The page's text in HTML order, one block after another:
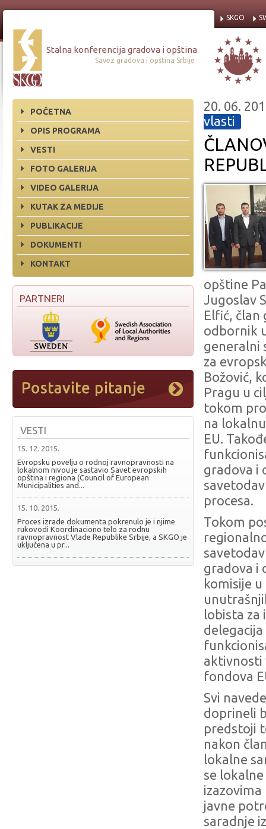
Stalna konferencija gradova i opština
Savez gradova i opština Srbije
SKGO
POČETNA
OPIS PROGRAMA
VESTI
FOTO GALERIJA
VIDEO GALERIJA
KUTAK ZA MEDIJE
PUBLIKACIJE
DOKUMENTI
KONTAKT
PARTNERI
VESTI
15. 12. 2015.
Evropsku povelju o rodnoj ravnopravnosti na
lokalnom nivou je sastavio Savet evropskih
opština i regiona (Council of European
Municipalities and...
15. 10. 2015.
Proces izrade dokumenta pokrenulo je i njime
rukovodi Koordinaciono telo za rodnu
ravnopravnost Vlade Republike Srbije, a SKGO je
uključena u pr...
20. 06.
vlasti
opštine
Jugoslav
Elfić, član
odbornik
generalni
za
Božović,
Pragu u
tokom
na
EU.
gradova i
procesa.
Tokom
gradova i
komisije
lobista za
delegacija
aktivnosti
fondova
Svi
doprineli
predstoji
nakon
lokalne
se
izazovima
javne
saradnje